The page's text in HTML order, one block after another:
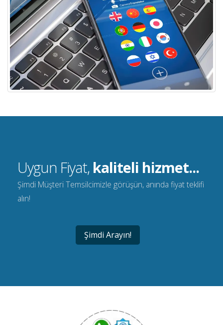
Uygun Fiyat, kaliteli hizmet...
Şimdi Müşteri Temsilcimizle görüşün, anında fiyat teklifi
alın!
Şimdi Arayın!